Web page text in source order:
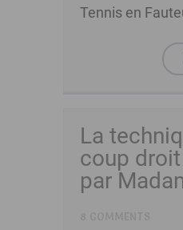
Tennis en
La
coup
par